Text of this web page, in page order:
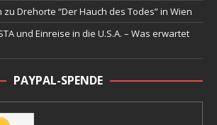
zu Drehorte “Der Hauch des Todes” in Wien
und Einreise in die U.S.A. – Was erwartet
PAYPAL-SPENDE